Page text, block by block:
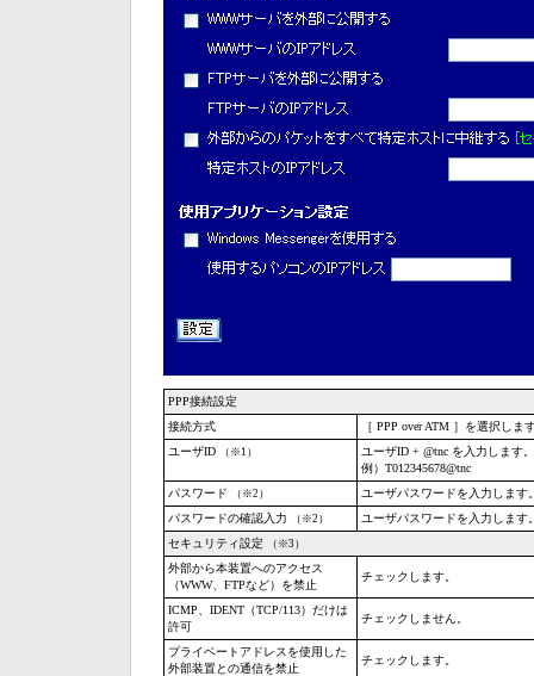
PPP接続設定
接続方式
［ PPP over ATM ］を選択しま
ユーザID
（※1）
ユーザID + @tnc を入力します。
例）T012345678@tnc
パスワード
（※2）
ユーザパスワードを入力します
パスワードの確認入力
（※2）
ユーザパスワードを入力します
セキュリティ設定
（※3）
外部から本装置へのアクセス
（WWW、FTPなど）を禁止
チェックします。
ICMP、IDENT（TCP/113）だけは
許可
チェックしません。
プライベートアドレスを使用した
外部装置との通信を禁止
チェックします。